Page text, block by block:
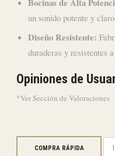
un sonido potente y
Diseño Resistente:
duraderas y resistentes
Opiniones de
*Ver Sección de Valoraciones
COMPRA RÁPIDA